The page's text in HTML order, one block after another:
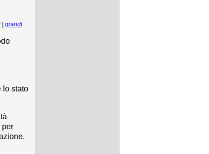
grandi
lo stato
per